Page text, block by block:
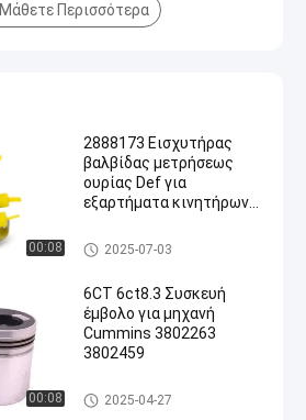
Μάθετε Περισσότερα
00:08
2888173 Εισχυτήρας
βαλβίδας μετρήσεως
ουρίας Def για
εξαρτήματα κινητήρων
Ανταλλακτικά κινητήρα CUM
MINS
2025-07-03
00:08
6CT 6ct8.3 Συσκευή
έμβολο για μηχανή
Cummins 3802263
3802459
Ανταλλακτικά κινητήρα CUM
MINS
2025-04-27